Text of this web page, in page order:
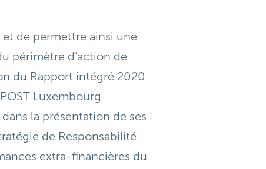
de permettre ainsi une
périmètre d‘action de
du Rapport intégré 2020
Luxembourg
la présentation de ses
de Responsabilité
extra-financières du